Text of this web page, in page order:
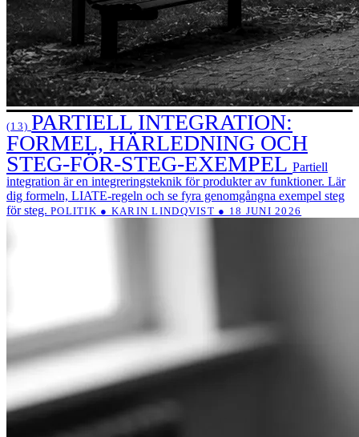
(13) PARTIELL INTEGRATION:
FORMEL, HÄRLEDNING OCH
STEG-FÖR-STEG-EXEMPEL Partiell
integration är en integreringsteknik för produkter av funktioner. Lär
dig formeln, LIATE-regeln och se fyra genomgångna exempel steg
för steg. POLITIK ● KARIN LINDQVIST ● 18 JUNI 2026